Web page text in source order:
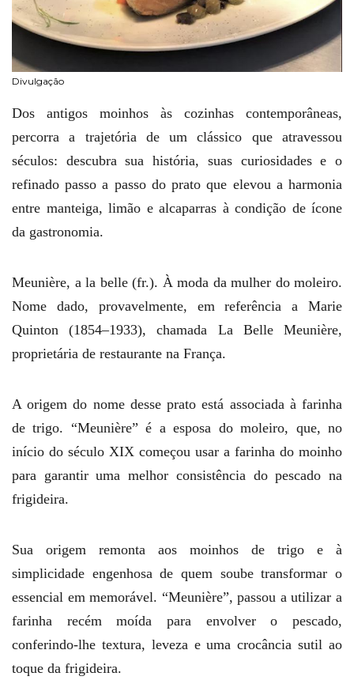
Divulgação
Dos antigos moinhos às cozinhas contemporâneas,
percorra a trajetória de um clássico que atravessou
séculos: descubra sua história, suas curiosidades e o
refinado passo a passo do prato que elevou a harmonia
entre manteiga, limão e alcaparras à condição de ícone
da gastronomia.
Meunière, a la belle (fr.). À moda da mulher do moleiro.
Nome dado, provavelmente, em referência a Marie
Quinton (1854–1933), chamada La Belle Meunière,
proprietária de restaurante na França.
A origem do nome desse prato está associada à farinha
de trigo. “Meunière” é a esposa do moleiro, que, no
início do século XIX começou usar a farinha do moinho
para garantir uma melhor consistência do pescado na
frigideira.
Sua origem remonta aos moinhos de trigo e à
simplicidade engenhosa de quem soube transformar o
essencial em memorável. “Meunière”, passou a utilizar a
farinha recém moída para envolver o pescado,
conferindo-lhe textura, leveza e uma crocância sutil ao
toque da frigideira.